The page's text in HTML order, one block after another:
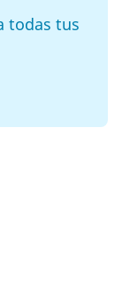
todas tus